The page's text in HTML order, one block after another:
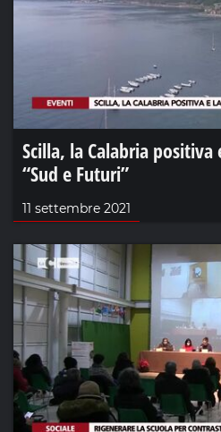
Scilla, la Calabria
“Sud e Futuri”
11 settembre 2021